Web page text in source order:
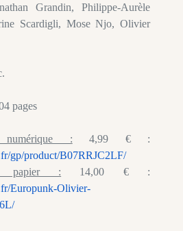
Grandin, Philippe-Aurèle
Scardigli, Mose Njo, Olivier
pages
: 4,99 € :
gp/product/B07RRJC2LF/
papier : 14,00 € :
Europunk-Olivier-